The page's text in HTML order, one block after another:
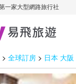
> 全球訂房 > 日本 大阪